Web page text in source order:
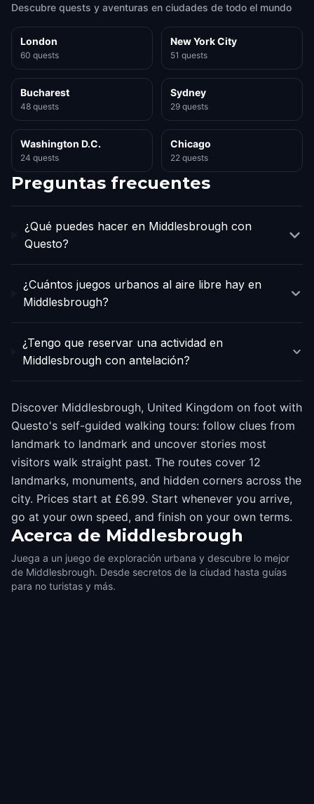
Descubre quests y aventuras en ciudades de todo el mundo
London
60 quests
New York City
51 quests
Bucharest
48 quests
Sydney
29 quests
Washington D.C.
24 quests
Chicago
22 quests
Preguntas frecuentes
¿Qué puedes hacer en Middlesbrough con
Questo?
¿Cuántos juegos urbanos al aire libre hay en
Middlesbrough?
¿Tengo que reservar una actividad en
Middlesbrough con antelación?
Discover Middlesbrough, United Kingdom on foot with
Questo's self-guided walking tours: follow clues from
landmark to landmark and uncover stories most
visitors walk straight past. The routes cover 12
landmarks, monuments, and hidden corners across the
city. Prices start at £6.99. Start whenever you arrive,
go at your own speed, and finish on your own terms.
Acerca de Middlesbrough
Juega a un juego de exploración urbana y descubre lo mejor
de Middlesbrough. Desde secretos de la ciudad hasta guías
para no turistas y más.